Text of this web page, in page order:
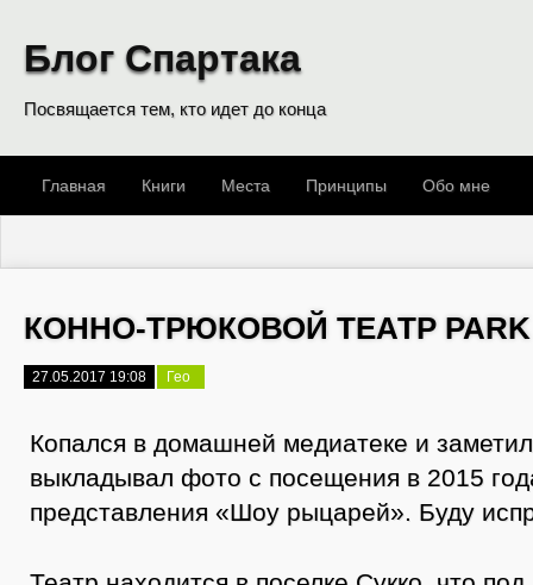
Блог Спартака
Посвящается тем, кто идет до конца
Главная Книги Места Принципы Обо мне
КОННО-ТРЮКОВОЙ ТЕАТР PARK
27.05.2017 19:08 Гео
Копался в домашней медиатеке и
выкладывал фото с посещения в 2015
представления «Шоу рыцарей». Буду